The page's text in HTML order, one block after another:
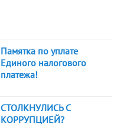
Памятка по уплате
Единого налогового
платежа!
СТОЛКНУЛИСЬ С
КОРРУПЦИЕЙ?